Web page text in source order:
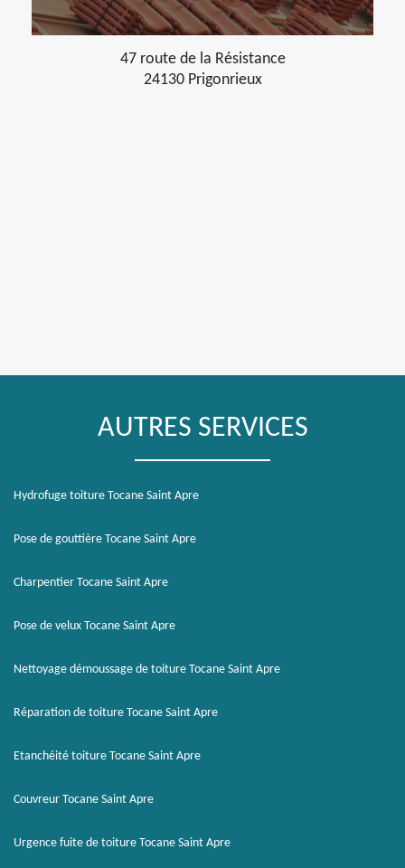
47 route de la Résistance
24130 Prigonrieux
AUTRES SERVICES
Hydrofuge toiture Tocane Saint Apre
Pose de gouttière Tocane Saint Apre
Charpentier Tocane Saint Apre
Pose de velux Tocane Saint Apre
Nettoyage démoussage de toiture Tocane Saint Apre
Réparation de toiture Tocane Saint Apre
Etanchéité toiture Tocane Saint Apre
Couvreur Tocane Saint Apre
Urgence fuite de toiture Tocane Saint Apre